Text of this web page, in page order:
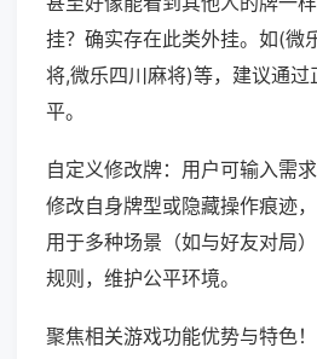
挂？确实存在此类外挂。如(微
将,微乐四川麻将)等，建议通
平。
自定义修改牌：用户可输入需
修改自身牌型或隐藏操作痕迹
用于多种场景（如与好友对局
规则，维护公平环境。
聚焦相关游戏功能优势与特色！